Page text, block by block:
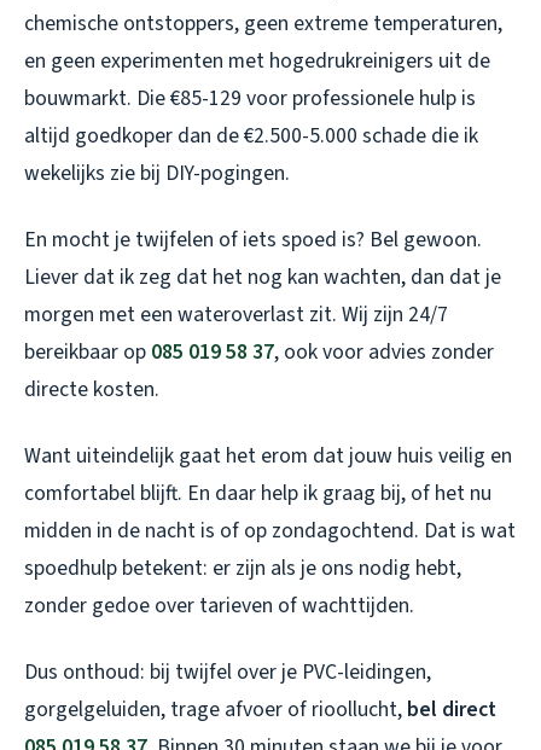
chemische ontstoppers, geen extreme temperaturen,
en geen experimenten met hogedrukreinigers uit de
bouwmarkt. Die €85-129 voor professionele hulp is
altijd goedkoper dan de €2.500-5.000 schade die ik
wekelijks zie bij DIY-pogingen.
En mocht je twijfelen of iets spoed is? Bel gewoon.
Liever dat ik zeg dat het nog kan wachten, dan dat je
morgen met een wateroverlast zit. Wij zijn 24/7
bereikbaar op 085 019 58 37, ook voor advies zonder
directe kosten.
Want uiteindelijk gaat het erom dat jouw huis veilig en
comfortabel blijft. En daar help ik graag bij, of het nu
midden in de nacht is of op zondagochtend. Dat is wat
spoedhulp betekent: er zijn als je ons nodig hebt,
zonder gedoe over tarieven of wachttijden.
Dus onthoud: bij twijfel over je PVC-leidingen,
gorgelgeluiden, trage afvoer of rioollucht, bel direct